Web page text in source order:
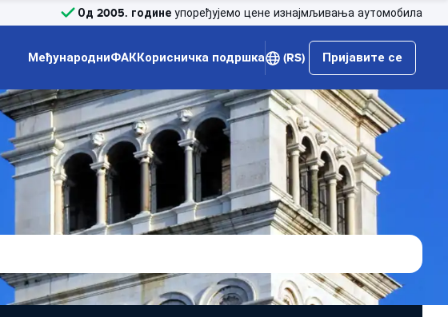
Од 2005. године упоређујемо цене изнајмљивања аутомобила
МеђународниФАККорисничка подршка (RS) Пријавите се